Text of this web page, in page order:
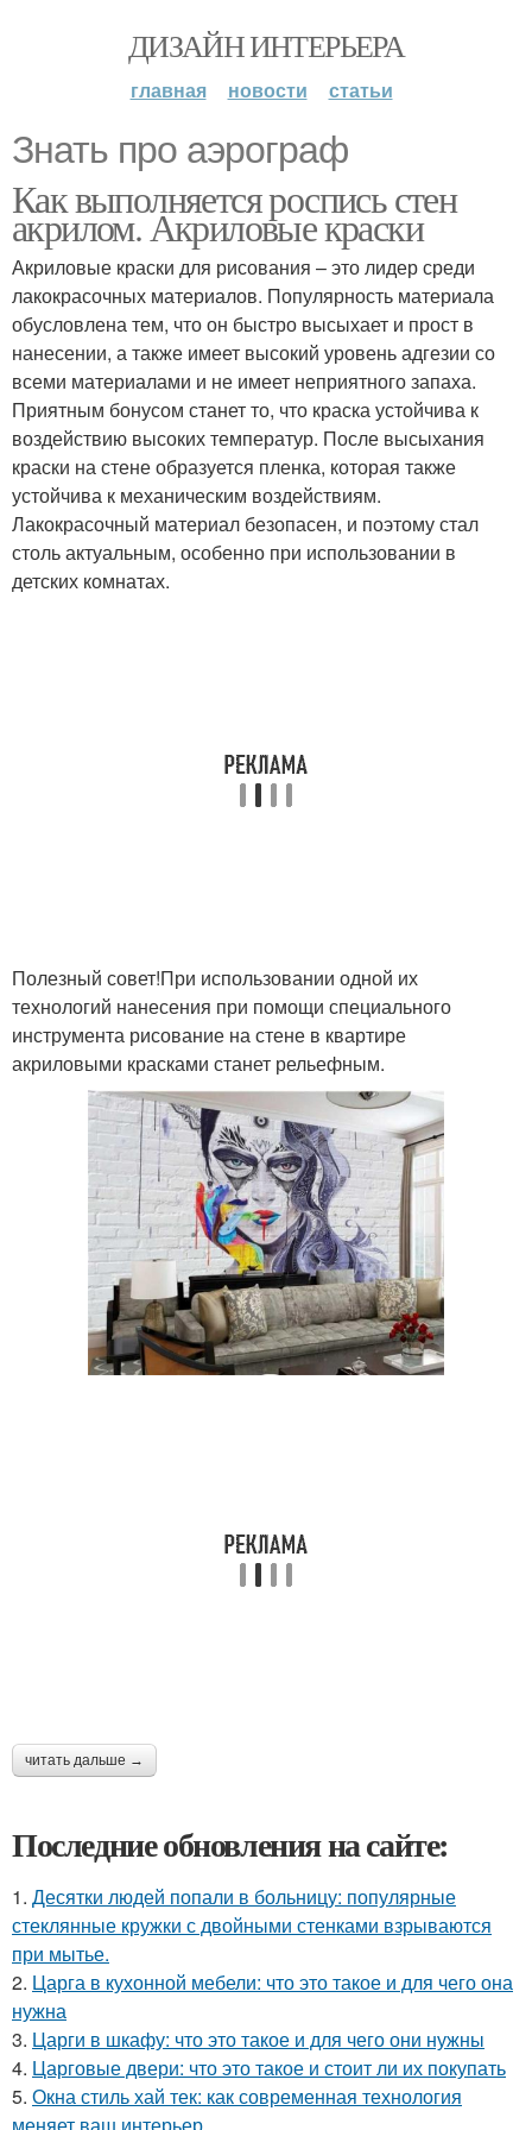
ДИЗАЙН ИНТЕРЬЕРА
главная новости статьи
Знать про аэрограф
Как выполняется роспись стен
акрилом. Акриловые краски
Акриловые краски для рисования – это лидер среди
лакокрасочных материалов. Популярность материала
обусловлена тем, что он быстро высыхает и прост в
нанесении, а также имеет высокий уровень адгезии со
всеми материалами и не имеет неприятного запаха.
Приятным бонусом станет то, что краска устойчива к
воздействию высоких температур. После высыхания
краски на стене образуется пленка, которая также
устойчива к механическим воздействиям.
Лакокрасочный материал безопасен, и поэтому стал
столь актуальным, особенно при использовании в
детских комнатах.
Полезный совет!При использовании одной их
технологий нанесения при помощи специального
инструмента рисование на стене в квартире
акриловыми красками станет рельефным.
читать дальше →
Последние обновления на сайте:
1. Десятки людей попали в больницу: популярные
стеклянные кружки с двойными стенками взрываются
при мытье.
2. Царга в кухонной мебели: что это такое и для чего она
нужна
3. Царги в шкафу: что это такое и для чего они нужны
4. Царговые двери: что это такое и стоит ли их покупать
5. Окна стиль хай тек: как современная технология